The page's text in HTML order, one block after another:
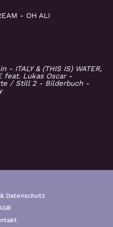
- OH ALI
- ITALY & (THIS IS) WATER,
feat. Lukas Oscar -
/ Still 2 - Bilderbuch -
Datenschutz